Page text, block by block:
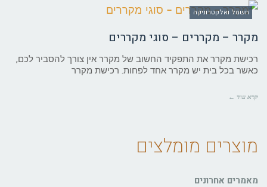
חשמל ואלקטרוניקה
מקרר – מקררים – סוגי מקררים
רכישת מקרר את התפקיד החשוב של מקרר אין צורך להסביר לכם,
כאשר בכל בית יש מקרר אחד לפחות. רכישת מקרר
קרא עוד ←
מוצרים מומלצים
מאמרים אחרונים